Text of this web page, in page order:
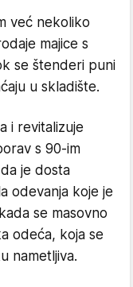
već nekoliko
majice s
se štenderi puni
u skladište.
i revitalizuje
s 90-im
je dosta
odevanja koje je
se masovno
odeća, koja se
nametljiva.